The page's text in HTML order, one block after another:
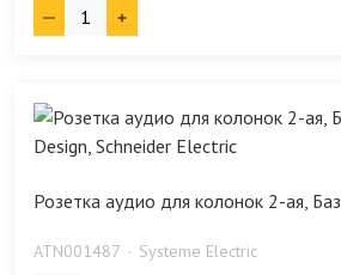
Розетка аудио для колонок 2-ая,
ATN001487 Systeme Electric